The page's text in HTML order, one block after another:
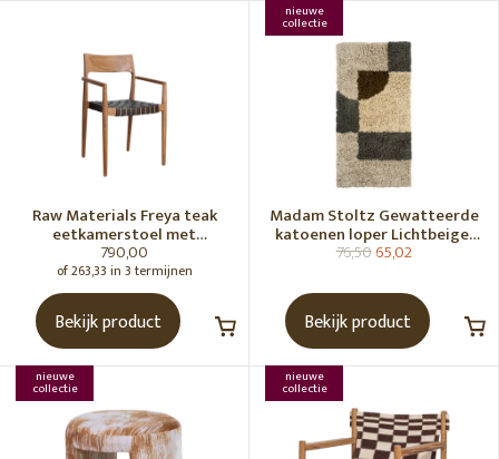
Raw Materials Freya teak
eetkamerstoel met
armleuning - Zwart (set of 2)
790,00
of 263,33 in 3 termijnen
Bekijk product
nieuwe
collectie
Madam Stoltz Gewatteerde
katoenen loper Lichtbeige,
gebroken wit, grijs, groen
76,5065,02
Bekijk product
nieuwe
collectie
nieuwe
collectie